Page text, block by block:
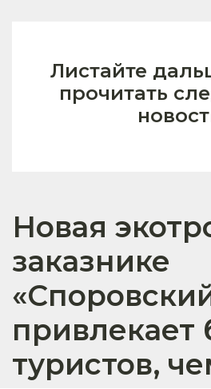
Листайте
прочитать
Новая
заказнике
привлекает
туристов,